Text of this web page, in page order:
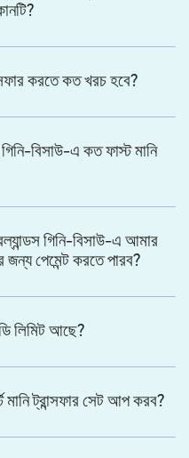
করতে কত খরচ হবে?
বিসাউ-এ কত ফাস্ট মানি
গিনি-বিসাউ-এ আমার
জন্য পেমেন্ট করতে পারব?
লিমিট আছে?
মানি ট্রান্সফার সেট আপ করব?